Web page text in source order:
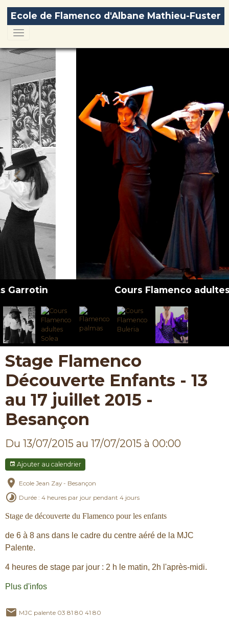
Ecole de Flamenco d'Albane Mathieu-Fuster
Cours Flamenco adultes Solea
Stage Flamenco
Découverte Enfants - 13
au 17 juillet 2015 -
Besançon
Du 13/07/2015 au 17/07/2015 à 00:00
Ajouter au calendrier
Ecole Jean Zay - Besançon
Durée : 4 heures par jour pendant 4 jours
Stage de découverte du Flamenco pour les enfants
de 6 à 8 ans dans le cadre du centre aéré de la MJC
Palente.
4 heures de stage par jour : 2 h le matin, 2h l'après-midi.
Plus d'infos
MJC palente 03 81 80 41 80